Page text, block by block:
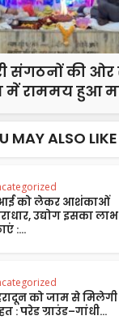
संगठनों की
में राममय हुआ
MAY ALSO LIKE
को लेकर आशंकाओं
उद्योग इसका लाभ
:...
को जाम से मिलेगी
: परेड ग्राउंड–गांधी...